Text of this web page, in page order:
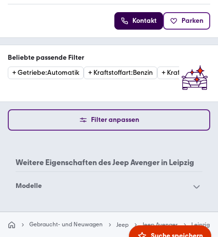
Kontakt Parken
Beliebte passende Filter
+Getriebe:Automatik + Kraftstoffart:Benzin + Kraftstoffart
Filter anpassen
Weitere Eigenschaften desJeep Avenger in Leipzig
Modelle
Jeep Compass
Gebraucht- und Neuwagen Jeep Jeep Avenger Leipzig